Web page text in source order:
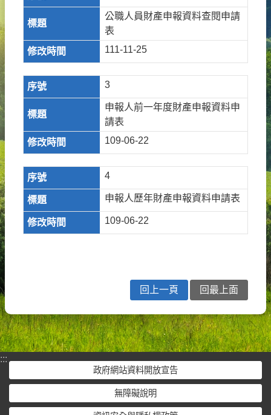
公職人員財產申報資料查閱申請
表
111-11-25
3
申報人前一年度財產申報資料申
請表
109-06-22
4
申報人歷年財產申報資料申請表
109-06-22
回上一頁 回最上面
:::
政府網站資料開放宣告
無障礙說明